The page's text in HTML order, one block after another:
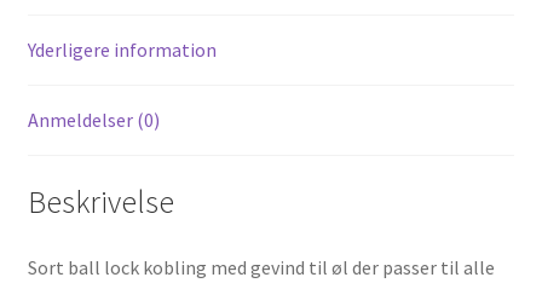
Yderligere information
Anmeldelser (0)
Beskrivelse
Sort ball lock kobling med gevind til øl der passer til alle